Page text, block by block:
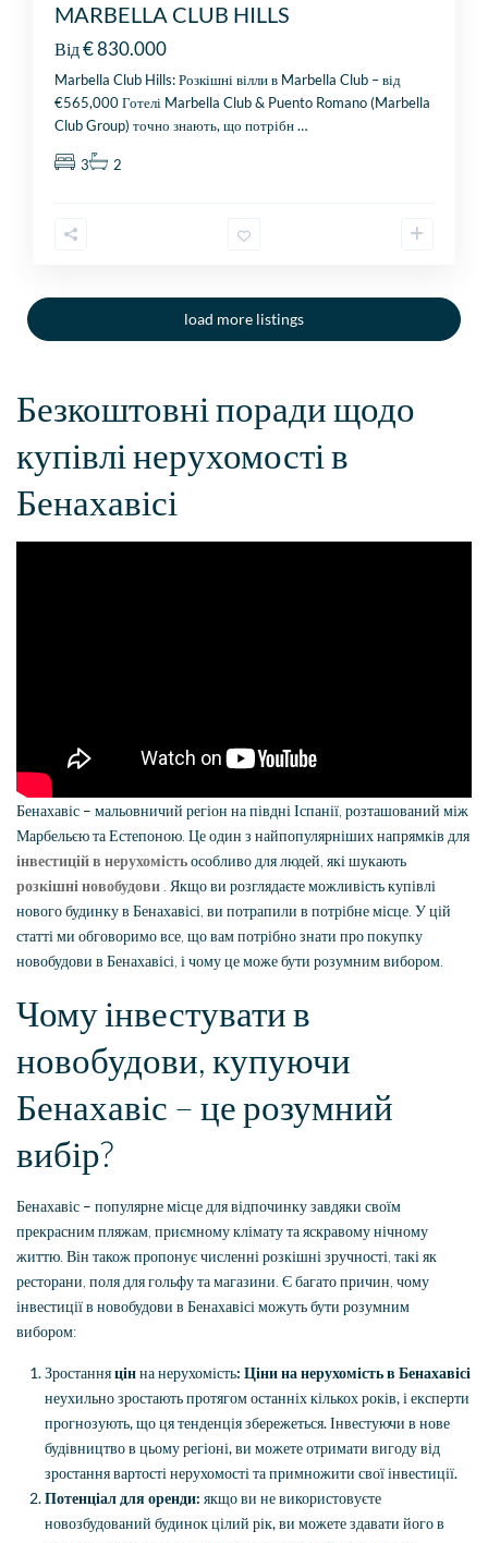
MARBELLA CLUB HILLS
Від€ 830.000
Marbella Club Hills: Розкішні вілли в Marbella Club – від
€565,000 Готелі Marbella Club & Puento Romano (Marbella
Club Group) точно знають, що потрібн…
3 2
load more listings
Безкоштовні поради щодо
купівлі нерухомості в
Бенахавісі
Бенахавіс – мальовничий регіон на півдні Іспанії, розташований між
Марбельєю та Естепоною. Це один з найпопулярніших напрямків для
інвестицій в нерухомістьособливо для людей, які шукають
розкішні новобудови . Якщо ви розглядаєте можливість купівлі
нового будинку в Бенахавісі, ви потрапили в потрібне місце. У цій
статті ми обговоримо все, що вам потрібно знати про покупку
новобудови в Бенахавісі, і чому це може бути розумним вибором.
Чому інвестувати в
новобудови, купуючи
Бенахавіс – це розумний
вибір?
Бенахавіс – популярне місце для відпочинку завдяки своїм
прекрасним пляжам, приємному клімату та яскравому нічному
життю. Він також пропонує численні розкішні зручності, такі як
ресторани, поля для гольфу та магазини. Є багато причин, чому
інвестиції в новобудови в Бенахавісі можуть бути розумним
вибором:
Зростанняцінна нерухомість: Ціни на нерухомість в Бенахавісі
неухильно зростають протягом останніх кількох років, і експерти
прогнозують, що ця тенденція збережеться. Інвестуючи в нове
будівництво в цьому регіоні, ви можете отримати вигоду від
зростання вартості нерухомості та примножити свої інвестиції.
Потенціал для оренди: якщо ви не використовуєте
новозбудований будинок цілий рік, ви можете здавати його в